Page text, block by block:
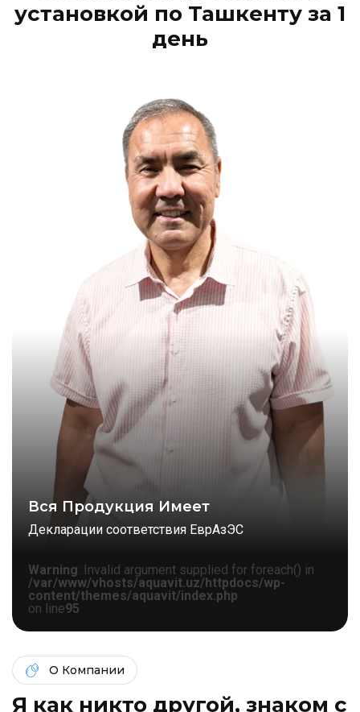
установкой по Ташкенту за 1
день
Вся Продукция Имеет
Декларации соответствия ЕврАзЭС
Warning: Invalid argument supplied for foreach() in
/var/www/vhosts/aquavit.uz/httpdocs/wp-
content/themes/aquavit/index.php
on line95
О Компании
Я как никто другой, знаком c